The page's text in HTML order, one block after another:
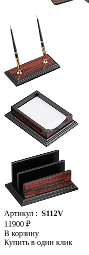
Артикул : S112V
11900 ₽
В корзину
Купить в один клик